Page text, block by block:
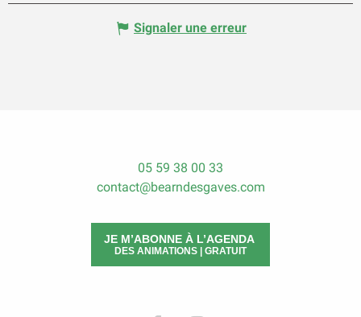
Signaler une erreur
05 59 38 00 33
contact@bearndesgaves.com
JE M’ABONNE À L’AGENDA
DES ANIMATIONS | GRATUIT